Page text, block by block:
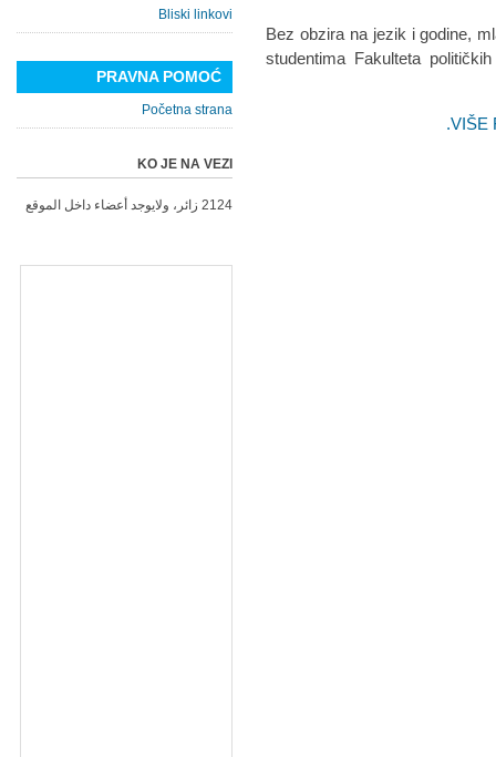
Bez obzira na jezik i godine,
studentima Fakulteta
VIŠE
Bliski linkovi
PRAVNA POMOĆ
Početna strana
KO JE NA VEZI
2124 زائر، ولايوجد أعضاء داخل الموقع